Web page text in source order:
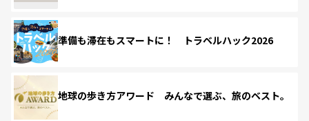
準備も滞在もスマートに！ トラベルハック2026
地球の歩き方アワード みんなで選ぶ、旅のベスト。